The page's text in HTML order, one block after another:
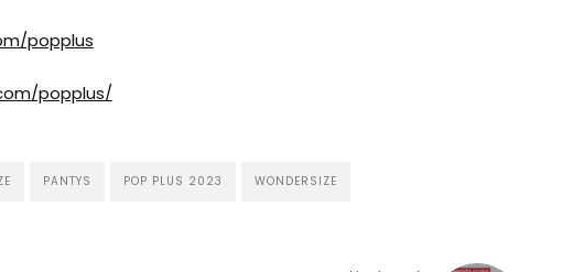
popplus
popplus/
PANTYS POP PLUS 2023 WONDERSIZE